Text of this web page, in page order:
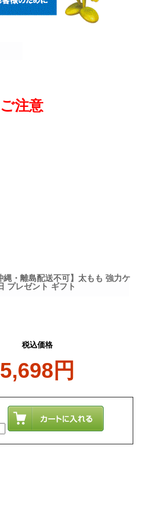
注意
縄・離島配送不可】太もも 強力ケ
プレゼント ギフト
税込価格
5,698円